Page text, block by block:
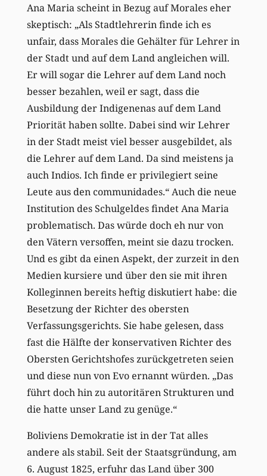
Ana Maria scheint in Bezug auf Morales eher
skeptisch: „Als Stadtlehrerin finde ich es
unfair, dass Morales die Gehälter für Lehrer in
der Stadt und auf dem Land angleichen will.
Er will sogar die Lehrer auf dem Land noch
besser bezahlen, weil er sagt, dass die
Ausbildung der Indigenenas auf dem Land
Priorität haben sollte. Dabei sind wir Lehrer
in der Stadt meist viel besser ausgebildet, als
die Lehrer auf dem Land. Da sind meistens ja
auch Indios. Ich finde er privilegiert seine
Leute aus den communidades.“ Auch die neue
Institution des Schulgeldes findet Ana Maria
problematisch. Das würde doch eh nur von
den Vätern versoffen, meint sie dazu trocken.
Und es gibt da einen Aspekt, der zurzeit in den
Medien kursiere und über den sie mit ihren
Kolleginnen bereits heftig diskutiert habe: die
Besetzung der Richter des obersten
Verfassungsgerichts. Sie habe gelesen, dass
fast die Hälfte der konservativen Richter des
Obersten Gerichtshofes zurückgetreten seien
und diese nun von Evo ernannt würden. „Das
führt doch hin zu autoritären Strukturen und
die hatte unser Land zu genüge.“
Boliviens Demokratie ist in der Tat alles
andere als stabil. Seit der Staatsgründung, am
6. August 1825, erfuhr das Land über 300